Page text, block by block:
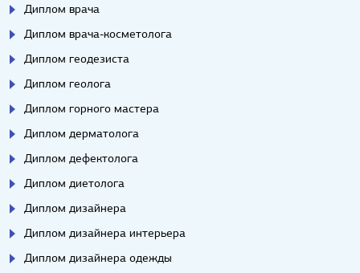
Диплом врача
Диплом врача-косметолога
Диплом геодезиста
Диплом геолога
Диплом горного мастера
Диплом дерматолога
Диплом дефектолога
Диплом диетолога
Диплом дизайнера
Диплом дизайнера интерьера
Диплом дизайнера одежды